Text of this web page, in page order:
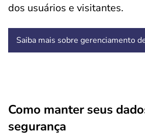
dos usuários e visitantes.
Saiba mais sobre gerenciamento
Como manter seus
segurança